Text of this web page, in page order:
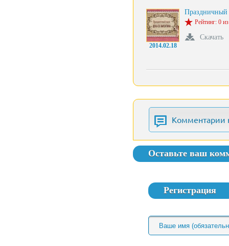
2014.02.18
Рейтинг: 0
Скачать
Комментарии
Оставьте ваш
Регистрация